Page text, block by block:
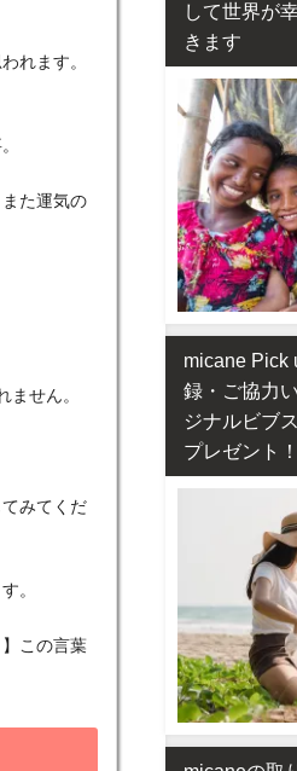
れます。
た運気の
ません。
てみてくだ
。
この言葉
して世界が
きます
micane Pick
録・ご協力
ジナルビブ
プレゼント！